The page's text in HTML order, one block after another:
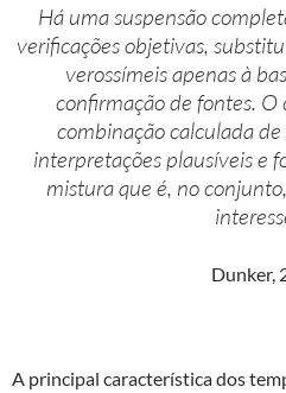
Há uma suspensão
verificações objetivas,
verossímeis apenas à
confirmação de fontes.
combinação calculada
interpretações plausíveis e
mistura que é, no
Dunker,
A principal característica dos